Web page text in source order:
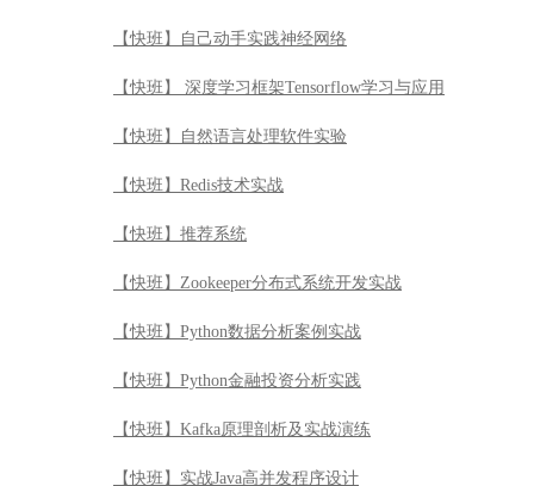
【快班】自己动手实践神经网络
【快班】 深度学习框架Tensorflow学习与应用
【快班】自然语言处理软件实验
【快班】Redis技术实战
【快班】推荐系统
【快班】Zookeeper分布式系统开发实战
【快班】Python数据分析案例实战
【快班】Python金融投资分析实践
【快班】Kafka原理剖析及实战演练
【快班】实战Java高并发程序设计